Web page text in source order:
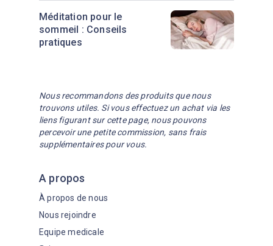
Méditation pour le
sommeil : Conseils
pratiques
A propos
Nous recommandons des produits que nous
trouvons utiles. Si vous effectuez un achat via les
liens figurant sur cette page, nous pouvons
percevoir une petite commission, sans frais
supplémentaires pour vous.
Nous rejoindre
Equipe medicale
À propos de nous